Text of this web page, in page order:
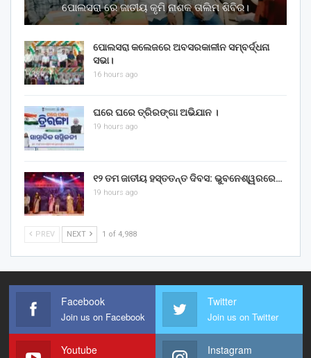
ପୋଲସରା ରେ ଜାତୀୟ କୃମି ନାଶକ ତାଲିମ ଶିବିର।
ପୋଲସରା କଲେଜରେ ଅବସରକାଳୀନ ସମ୍ବର୍ଦ୍ଧନା
ସଭା।
16 hours ago
ଘରେ ଘରେ ତ୍ରିରଙ୍ଗା ଅଭିଯାନ ।
19 hours ago
୧୨ ତମ ଜାତୀୟ ହସ୍ତତନ୍ତ ଦିବସ: ଭୁବନେଶ୍ୱରରେ…
19 hours ago
PREV NEXT 1 of 4,988
Facebook
Join us on Facebook
Twitter
Join us on Twitter
Youtube Instagram